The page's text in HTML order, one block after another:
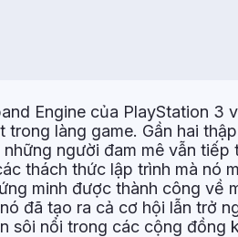
Engine của PlayStation 3
trong làng game. Gần hai
người đam mê vẫn
thách thức lập trình mà nó
minh được thành công về
đã tạo ra cả cơ hội lẫn trở
sôi nổi trong các cộng đồng